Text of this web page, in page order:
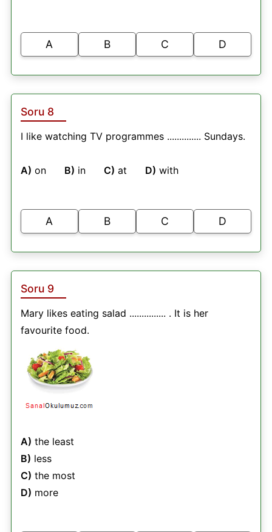
A B C D
Soru 8
I like watching TV programmes .............. Sundays.
A) on B) in C) at D) with
A B C D
Soru 9
Mary likes eating salad ............... . It is her
favourite food.
A) the least
B) less
C) the most
D) more